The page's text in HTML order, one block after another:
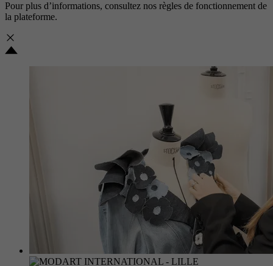
Pour plus d’informations, consultez nos règles de fonctionnement de
la plateforme.